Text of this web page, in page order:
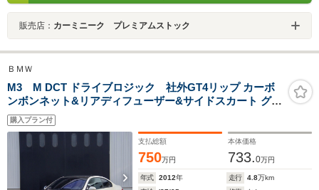
販売店： カーミニーク プレミアムストック
ＢＭＷ
M3 M DCT ドライブロジック 社外GT4リップ カーボ
ンボンネット&リアディフューザー&サイドスカート グル
ープMラムエアシステム KW車高調 純正クライメートコ
ンフォートガラス Sabeltステアリング 社外Xパイプ&
バブル付マフラー
購入プラン付
支払総額
750万円
本体価格
733.0万円
年式 2012年 走行 4.8万km